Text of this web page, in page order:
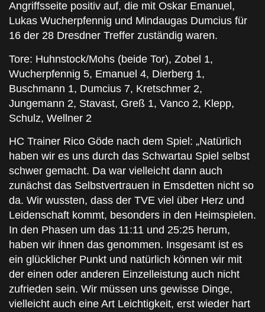
Angriffsseite positiv auf, die mit Oskar Emanuel,
Lukas Wucherpfennig und Mindaugas Dumcius für
16 der 28 Dresdner Treffer zuständig waren.
Tore: Huhnstock/Mohs (beide Tor), Zobel 1,
Wucherpfennig 5, Emanuel 4, Dierberg 1,
Buschmann 1, Dumcius 7, Kretschmer 2,
Jungemann 2, Stavast, Greß 1, Vanco 2, Klepp,
Schulz, Wellner 2
HC Trainer Rico Göde nach dem Spiel: „Natürlich
haben wir es uns durch das Schwartau Spiel selbst
schwer gemacht. Da war vielleicht dann auch
zunächst das Selbstvertrauen in Emsdetten nicht so
da. Wir wussten, dass der TVE viel über Herz und
Leidenschaft kommt, besonders in den Heimspielen.
In den Phasen um das 11:11 und 25:25 herum,
haben wir ihnen das genommen. Insgesamt ist es
ein glücklicher Punkt und natürlich können wir mit
der einen oder anderen Einzelleistung auch nicht
zufrieden sein. Wir müssen uns gewisse Dinge,
vielleicht auch eine Art Leichtigkeit, erst wieder hart